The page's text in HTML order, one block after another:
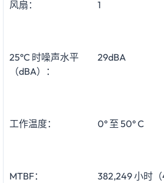
风扇： 1
25°C 时噪声水平
（dBA）：
29dBA
工作温度： 0° 至 50° C
MTBF：
382,249 小时